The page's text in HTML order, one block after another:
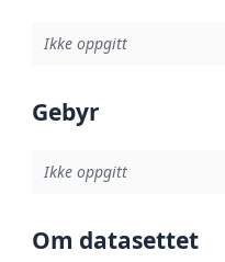
Ikke oppgitt
Gebyr
Ikke oppgitt
Om datasettet